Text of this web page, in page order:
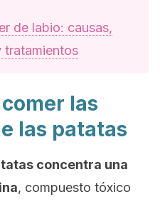
de labio: causas,
tratamientos
las
las patatas
concentra una
, compuesto tóxico